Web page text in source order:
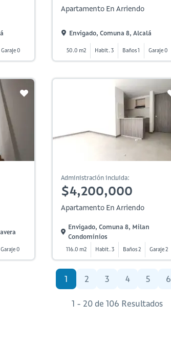
Garaje 0
Apartamento En Arriendo
Envigado, Comuna 8, Alcalá
50.0 m2 Habit. 3 Baños 1 Garaje 0
Garaje 0
Administración incluida:
$4,200,000
Apartamento En Arriendo
Envigado, Comuna 8, Milan
Condominios
116.0 m2 Habit. 3 Baños 2 Garaje 2
1 2 3 4 5 6
1 - 20 de 106 Resultados